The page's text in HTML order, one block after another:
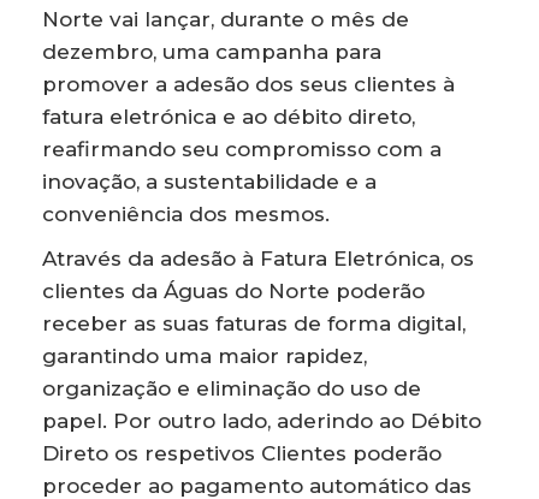
Norte vai lançar, durante o mês de
dezembro, uma campanha para
promover a adesão dos seus clientes à
fatura eletrónica e ao débito direto,
reafirmando seu compromisso com a
inovação, a sustentabilidade e a
conveniência dos mesmos.
Através da adesão à Fatura Eletrónica, os
clientes da Águas do Norte poderão
receber as suas faturas de forma digital,
garantindo uma maior rapidez,
organização e eliminação do uso de
papel. Por outro lado, aderindo ao Débito
Direto os respetivos Clientes poderão
proceder ao pagamento automático das